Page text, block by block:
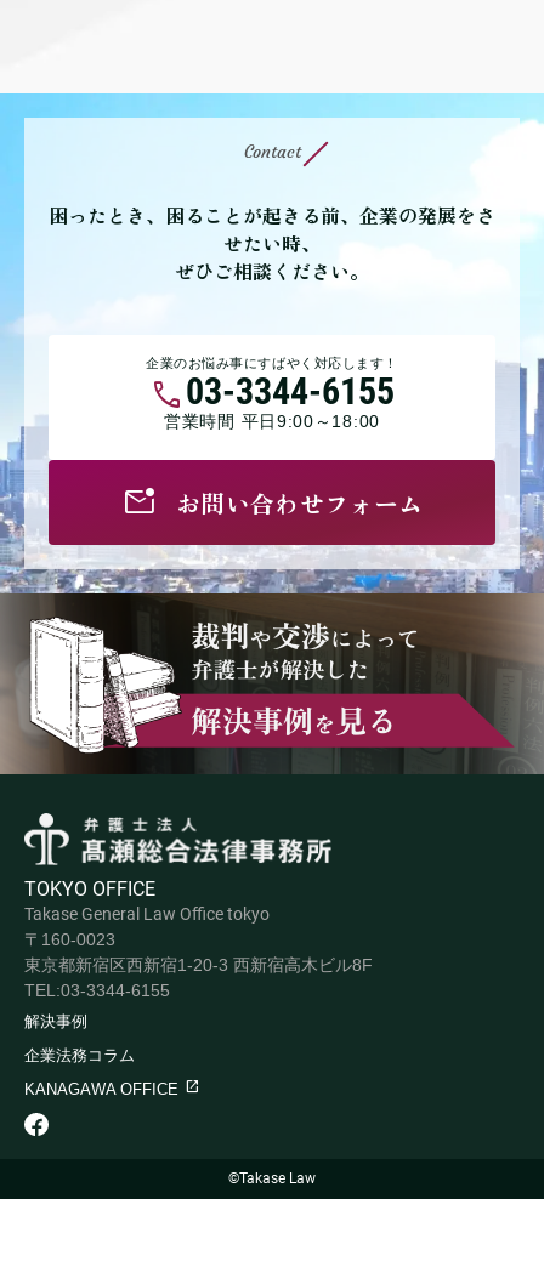
Contact
困ったとき、困ることが起きる前、企業の発展をさ
せたい時、
ぜひご相談ください。
企業のお悩み事にすばやく対応します！
03-3344-6155
営業時間 平日9:00～18:00
お問い合わせフォーム
TOKYO OFFICE
Takase General Law Office tokyo
〒160-0023
東京都新宿区西新宿1-20-3 西新宿高木ビル8F
TEL:03-3344-6155
解決事例
企業法務コラム
KANAGAWA OFFICE
©Takase Law